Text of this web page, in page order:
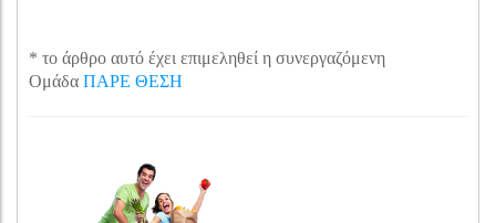
* το άρθρο αυτό έχει επιμεληθεί η συνεργαζόμενη
Ομάδα ΠΑΡΕ ΘΕΣΗ